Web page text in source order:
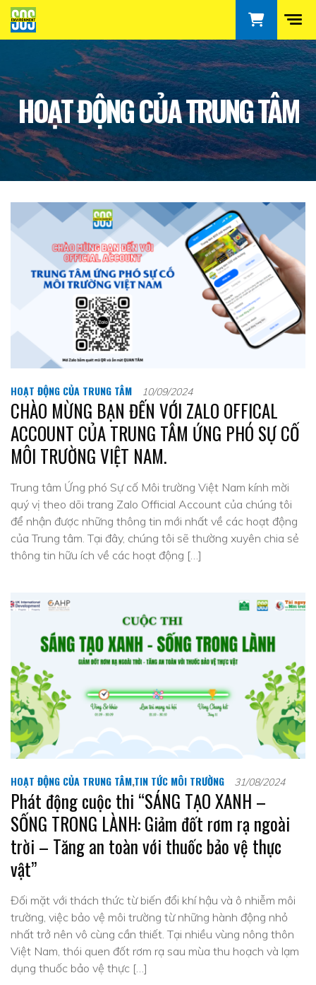
HOẠT ĐỘNG CỦA TRUNG TÂM
HOẠT ĐỘNG CỦA TRUNG TÂM 10/09/2024
CHÀO MỪNG BẠN ĐẾN VỚI ZALO OFFICAL
ACCOUNT CỦA TRUNG TÂM ỨNG PHÓ SỰ CỐ
MÔI TRƯỜNG VIỆT NAM.
Trung tâm Ứng phó Sự cố Môi trường Việt Nam kính mời
quý vị theo dõi trang Zalo Official Account của chúng tôi
để nhận được những thông tin mới nhất về các hoạt động
của Trung tâm. Tại đây, chúng tôi sẽ thường xuyên chia sẻ
thông tin hữu ích về các hoạt động […]
HOẠT ĐỘNG CỦA TRUNG TÂM,TIN TỨC MÔI TRƯỜNG 31/08/2024
Phát động cuộc thi “SÁNG TẠO XANH –
SỐNG TRONG LÀNH: Giảm đốt rơm rạ ngoài
trời – Tăng an toàn với thuốc bảo vệ thực
vật”
Đối mặt với thách thức từ biến đổi khí hậu và ô nhiễm môi
trường, việc bảo vệ môi trường từ những hành động nhỏ
nhất trở nên vô cùng cần thiết. Tại nhiều vùng nông thôn
Việt Nam, thói quen đốt rơm rạ sau mùa thu hoạch và lạm
dụng thuốc bảo vệ thực […]